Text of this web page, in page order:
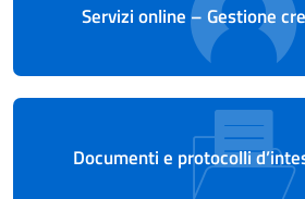
Servizi online – Gestione
Documenti e protocolli